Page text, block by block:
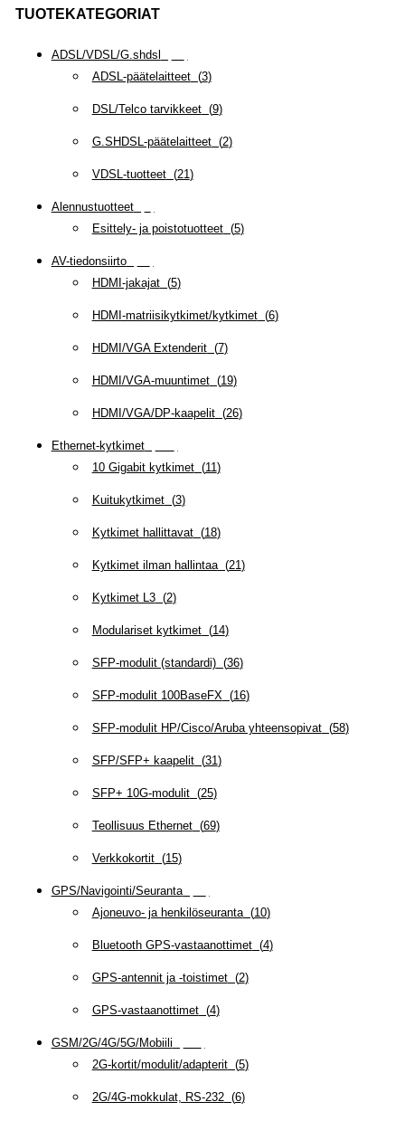
TUOTEKATEGORIAT
ADSL/VDSL/G.shdsl
ADSL-päätelaitteet(3)
DSL/Telco tarvikkeet(9)
G.SHDSL-päätelaitteet(2)
VDSL-tuotteet(21 )
Alennustuotteet(
Esittely- ja poistotuotteet(5)
AV-tiedonsiirto(
HDMI-jakajat(5)
HDMI-matriisikytkimet/kytkimet(6)
HDMI/VGA Extenderit(7)
HDMI/VGA-muuntimet(19)
HDMI/VGA/DP-kaapelit(26)
Ethernet-kytkimet(
10 Gigabit kytkimet(11 )
Kuitukytkimet(3)
Kytkimet hallittavat(18)
Kytkimet ilman hallintaa(21 )
Kytkimet L3(2)
Modulariset kytkimet(14)
SFP-modulit (standardi)(36)
SFP-modulit 100BaseFX (16)
SFP-modulit HP/Cisco/Aruba yhteensopivat(58)
SFP/SFP+ kaapelit(31 )
SFP+ 10G-modulit(25)
Teollisuus Ethernet(69)
Verkkokortit(15)
GPS/Navigointi/Seuranta(
Ajoneuvo- ja henkilöseuranta(10)
Bluetooth GPS-vastaanottimet(4)
GPS-antennit ja -toistimet(2)
GPS-vastaanottimet(4)
GSM/2G/4G/5G/Mobiili
2G-kortit/modulit/adapterit(5)
2G/4G-mokkulat, RS-232(6)